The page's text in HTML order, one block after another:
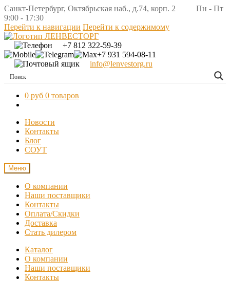
Санкт-Петербург, Октябрьская наб., д.74, корп. 2 Пн - Пт
9:00 - 17:30
Перейти к навигации Перейти к содержимому
+7 812 322-59-39
+7 931 594-08-11
info@lenvestorg.ru
0 руб 0 товаров
Новости
Контакты
Блог
СОУТ
Меню
О компании
Наши поставщики
Контакты
Оплата/Скидки
Доставка
Стать дилером
Каталог
О компании
Наши поставщики
Контакты